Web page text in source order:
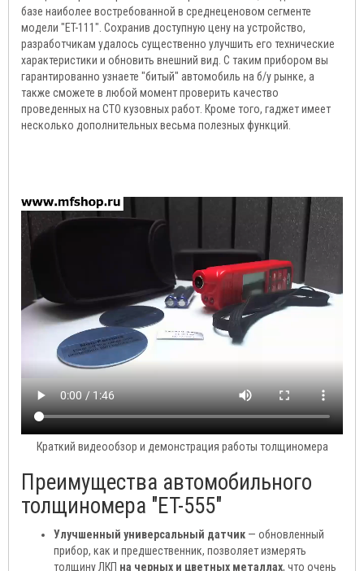
базе наиболее востребованной в среднеценовом сегменте
модели "ET-111". Сохранив доступную цену на устройство,
разработчикам удалось существенно улучшить его технические
характеристики и обновить внешний вид. С таким прибором вы
гарантированно узнаете "битый" автомобиль на б/у рынке, а
также сможете в любой момент проверить качество
проведенных на СТО кузовных работ. Кроме того, гаджет имеет
несколько дополнительных весьма полезных функций.
Краткий видеообзор и демонстрация работы толщиномера
Преимущества автомобильного
толщиномера "ET-555"
Улучшенный универсальный датчик — обновленный
прибор, как и предшественник, позволяет измерять
толщину ЛКП на черных и цветных металлах, что очень